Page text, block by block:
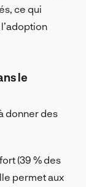
, ce qui
le
donner des
(39 % des
permet aux